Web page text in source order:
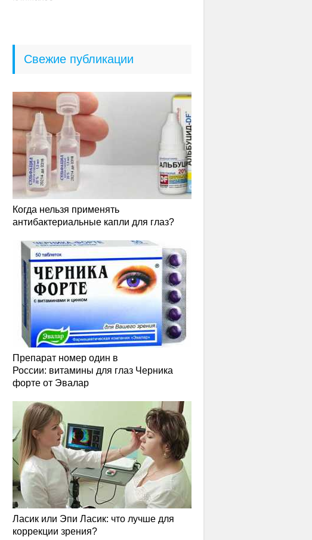
Свежие публикации
Когда нельзя применять
антибактериальные капли для глаз?
Препарат номер один в
России: витамины для глаз Черника
форте от Эвалар
Ласик или Эпи Ласик: что лучше для
коррекции зрения?